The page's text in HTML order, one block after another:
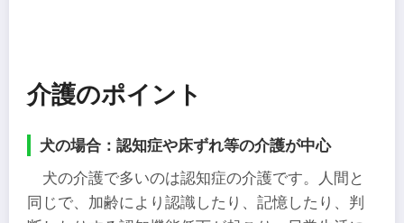
介護のポイント
犬の場合：認知症や床ずれ等の介護が中心
犬の介護で多いのは認知症の介護です。人間と
同じで、加齢により認識したり、記憶したり、判